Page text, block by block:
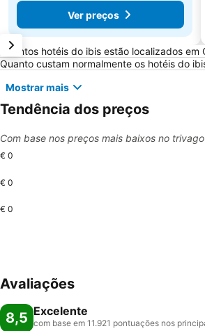
Ver preços
Perguntas Frequentes sobre
Quantos hotéis do ibis estão localizados em
Quanto custam normalmente os hotéis do
Mostrar mais
Tendência dos preços
Com base nos preços mais baixos no
€ 0
€ 0
€ 0
Avaliações
8,5 Excelente
com base em 11.921 pontuações nos